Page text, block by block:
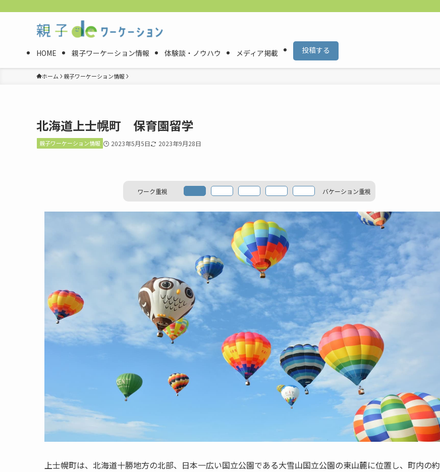
HOME 親子ワーケーション情報 体験談・ノウハウ メディア掲載 投稿する
ホーム 親子ワーケーション情報
北海道上士幌町 保育園留学
親子ワーケーション情報 2023年5月5日 2023年9月28日
ワーク重視 バケーション重視
上士幌町は、北海道十勝地方の北部、日本一広い国立公園である大雪山国立公園の東山麓に位置し、町内の約